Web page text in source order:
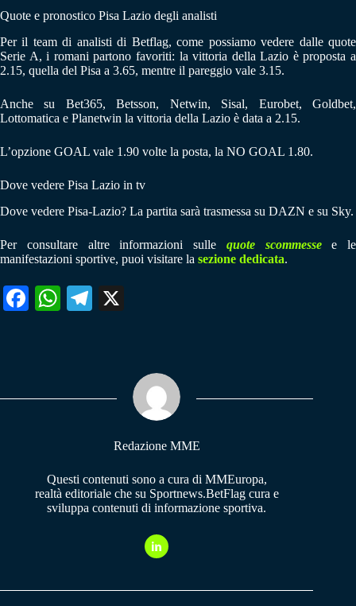
Quote e pronostico Pisa Lazio degli analisti
Per il team di analisti di Betflag, come possiamo vedere dalle quote
Serie A, i romani partono favoriti: la vittoria della Lazio è proposta a
2.15, quella del Pisa a 3.65, mentre il pareggio vale 3.15.
Anche su Bet365, Betsson, Netwin, Sisal, Eurobet, Goldbet,
Lottomatica e Planetwin la vittoria della Lazio è data a 2.15.
L’opzione GOAL vale 1.90 volte la posta, la NO GOAL 1.80.
Dove vedere Pisa Lazio in tv
Dove vedere Pisa-Lazio? La partita sarà trasmessa su DAZN e su Sky.
Per consultare altre informazioni sulle quote scommessee le
manifestazioni sportive, puoi visitare la sezione dedicata.
Fa W
pp
Te
m
Redazione MME
Questi contenuti sono a cura di MMEuropa,
realtà editoriale che su Sportnews.BetFlag cura e
sviluppa contenuti di informazione sportiva.